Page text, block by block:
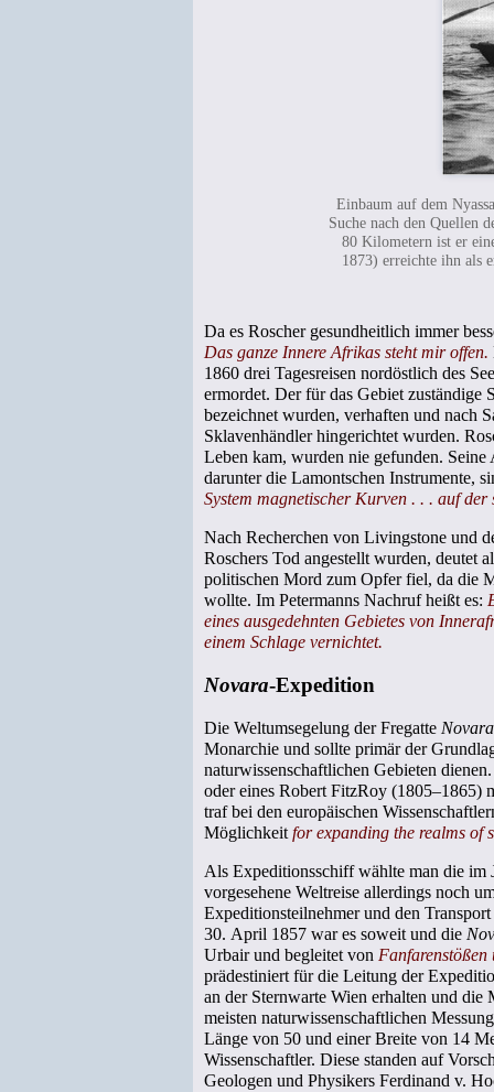
Einbaum auf dem
Suche nach den Quellen
80 Kilometern ist er
1873) erreichte ihn als
Da es Roscher gesundheitlich immer
Das ganze Innere Afrikas steht mir offen.
1860 drei Tagesreisen nordöstlich des
ermordet. Der für das Gebiet
bezeichnet wurden, verhaften und nach
Sklavenhändler hingerichtet wurden.
Leben kam, wurden nie gefunden. Seine
darunter die Lamontschen Instrumente,
System magnetischer Kurven . . . auf
Nach Recherchen von Livingstone und
Roschers Tod angestellt wurden, deutet
politischen Mord zum Opfer fiel, da die
wollte. Im Petermanns Nachruf heißt es:
eines ausgedehnten Gebietes von
einem Schlage vernichtet.
Novara-Expedition
Die Weltumsegelung der Fregatte Novara
Monarchie und sollte primär der
naturwissenschaftlichen Gebieten
oder eines Robert FitzRoy
traf bei den europäischen
Möglichkeitfor expanding the realms of
Als Expeditionsschiff wählte man die im
vorgesehene Weltreise allerdings noch
Expeditionsteilnehmer und den
30. April 1857 war es soweit und die
Urbair und begleitet von
prädestiniert für die Leitung der
an der Sternwarte Wien erhalten und
meisten naturwissenschaftlichen
Länge von 50 und einer Breite von 14
Wissenschaftler. Diese standen auf
Geologen und Physikers Ferdinand v.